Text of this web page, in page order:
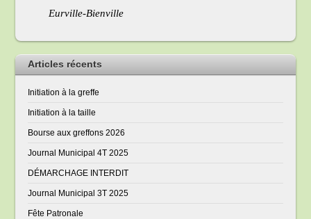
Eurville-Bienville
Articles récents
Initiation à la greffe
Initiation à la taille
Bourse aux greffons 2026
Journal Municipal 4T 2025
DÉMARCHAGE INTERDIT
Journal Municipal 3T 2025
Fête Patronale